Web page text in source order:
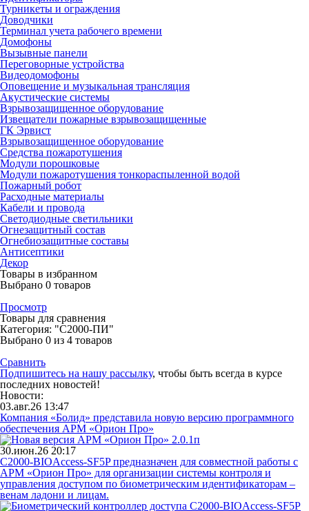
Турникеты и ограждения
Доводчики
Терминал учета рабочего времени
Домофоны
Вызывные панели
Переговорные устройства
Видеодомофоны
Оповещение и музыкальная трансляция
Акустические системы
Взрывозащищенное оборудование
Извещатели пожарные взрывозащищенные
ГК Эрвист
Взрывозащищенное оборудование
Средства пожаротушения
Модули порошковые
Модули пожаротушения тонкораспыленной водой
Пожарный робот
Расходные материалы
Кабели и провода
Светодиодные светильники
Огнезащитный состав
Огнебиозащитные составы
Антисептики
Декор
Товары в избранном
Выбрано 0 товаров
Просмотр
Товары для сравнения
Категория: "С2000-ПИ"
Выбрано 0 из 4 товаров
Сравнить
Подпишитесь на нашу рассылку, чтобы быть всегда в курсе
последних новостей!
Новости:
03.авг.26 13:47
Компания «Болид» представила новую версию программного
обеспечения АРМ «Орион Про»
30.июн.26 20:17
С2000-BIOAccess-SF5P предназначен для совместной работы с
АРМ «Орион Про» для организации системы контроля и
управления доступом по биометрическим идентификаторам –
венам ладони и лицам.